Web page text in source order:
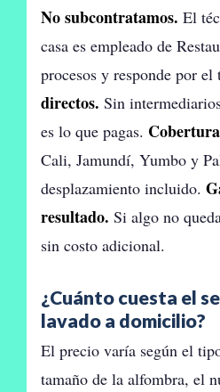
No subcontratamos. El
casa es empleado de
procesos y responde por el
directos. Sin
es lo que pagas.
Cali, Jamundí, Yumbo y
desplazamiento incluido.
resultado. Si algo no
sin costo adicional.
¿Cuánto cuesta el
lavado a domicilio?
El precio varía según el
tamaño de la alfombra, el